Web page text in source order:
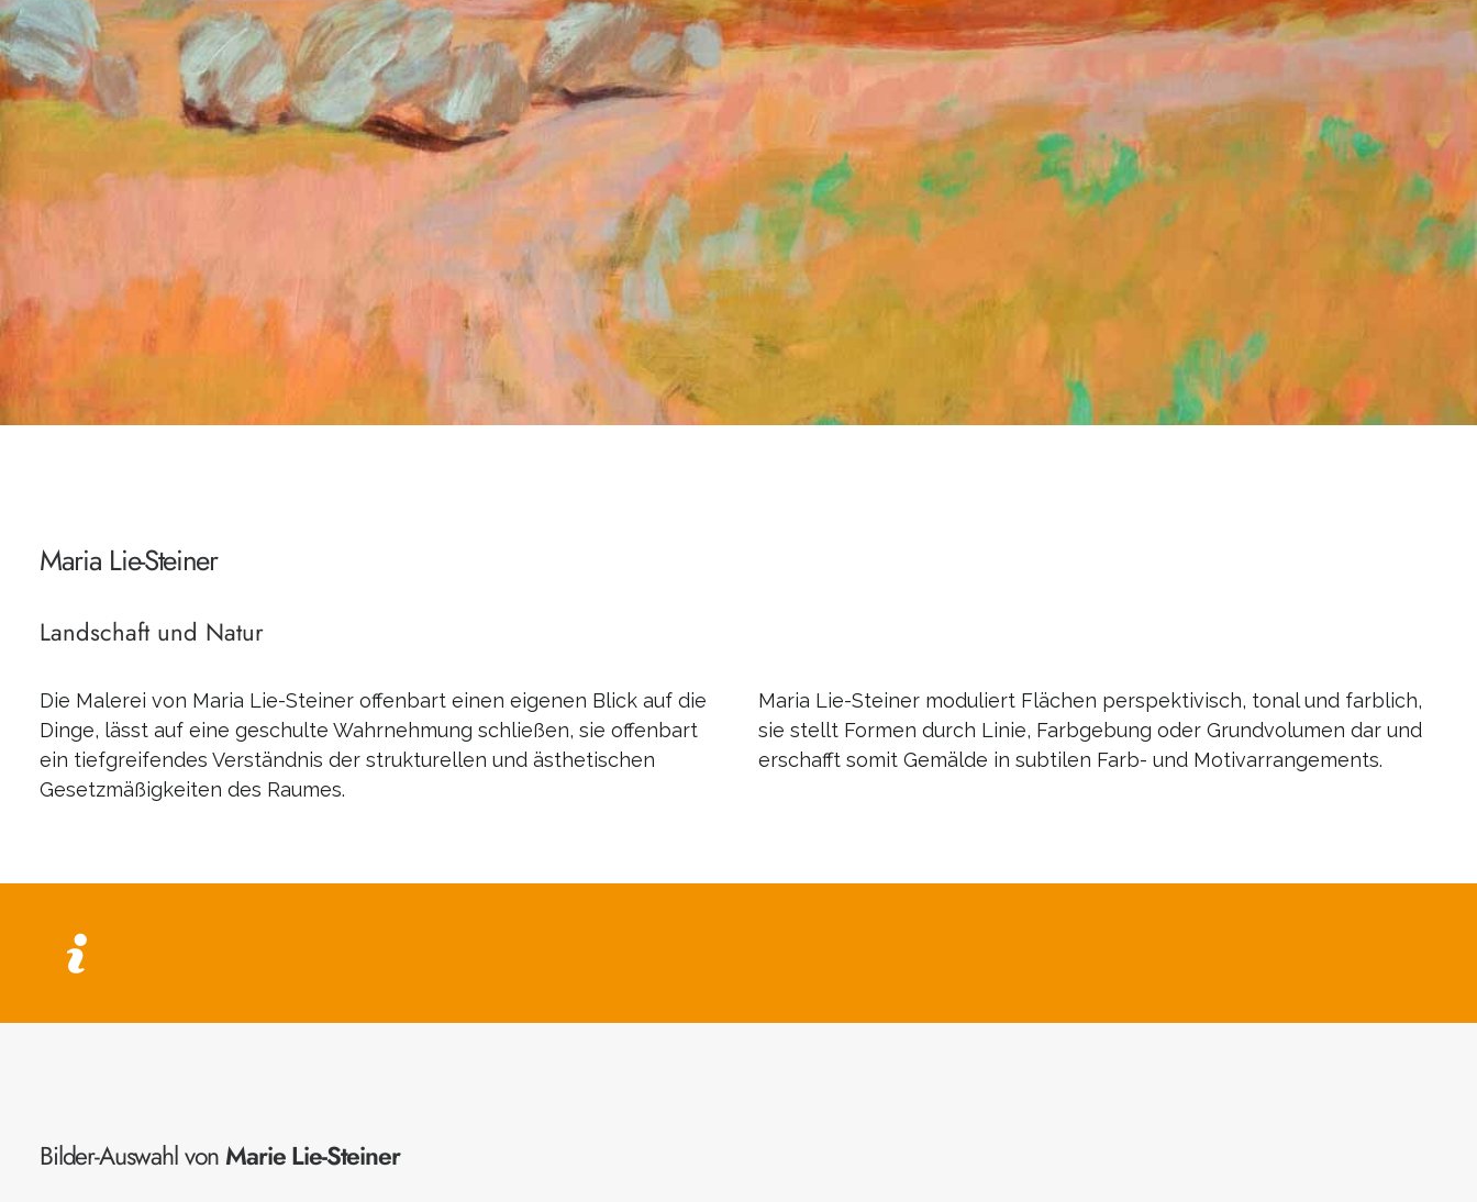
Maria Lie-Steiner
Landschaft und Natur
Die Malerei von Maria Lie-Steiner offenbart einen eigenen Blick auf die
Dinge, lässt auf eine geschulte Wahrnehmung schließen, sie offenbart
ein tiefgreifendes Verständnis der strukturellen und ästhetischen
Gesetzmäßigkeiten des Raumes.
Maria Lie-Steiner moduliert Flächen perspektivisch, tonal und farblich,
sie stellt Formen durch Linie, Farbgebung oder Grundvolumen dar und
erschafft somit Gemälde in subtilen Farb- und Motivarrangements.
Bilder-Auswahl von Marie Lie-Steiner